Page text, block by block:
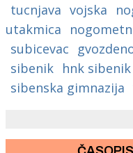
tucnjava vojska
utakmica
subicevac
sibenik hnk sibenik
sibenska gimnazija